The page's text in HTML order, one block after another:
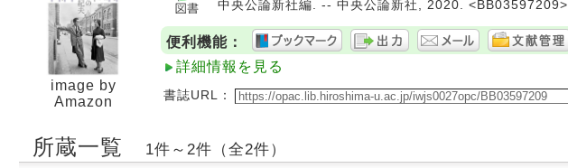
image by
Amazon
中央公論新社編. -- 中央公論新社, 2020. <BB03597209>
便利機能：
詳細情報を見る
書誌URL：
所蔵一覧 1件～2件（全2件）